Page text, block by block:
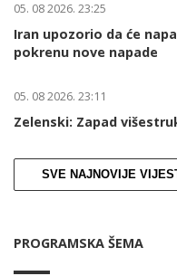
05. 08 2026. 23:25
Iran upozorio da će
pokrenu nove napade
05. 08 2026. 23:11
Zelenski: Zapad
SVE NAJNOVIJE
PROGRAMSKA ŠEMA